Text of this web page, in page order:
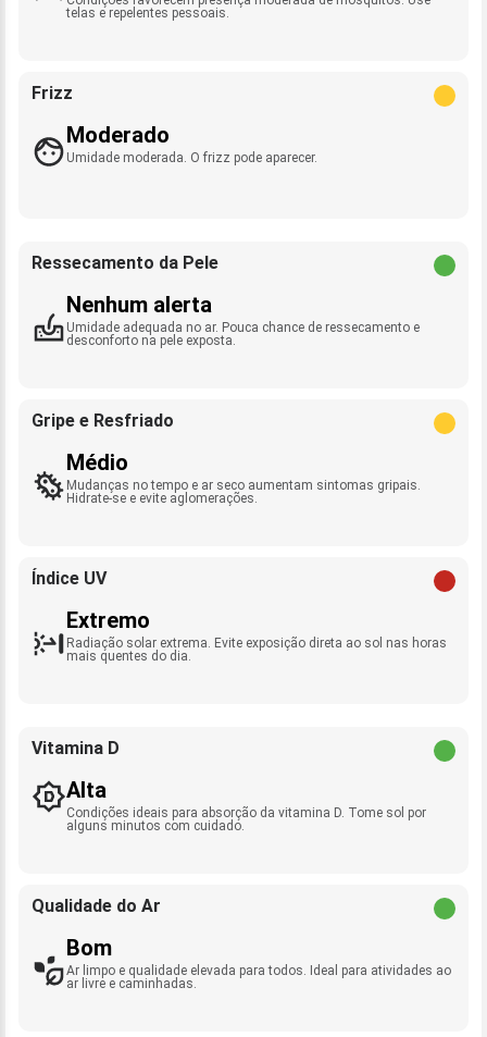
telas e repelentes pessoais.
Frizz
Moderado
Umidade moderada. O frizz pode aparecer.
Ressecamento da Pele
Nenhum alerta
Umidade adequada no ar. Pouca chance de ressecamento e
desconforto na pele exposta.
Gripe e Resfriado
Médio
Mudanças no tempo e ar seco aumentam sintomas gripais.
Hidrate-se e evite aglomerações.
Índice UV
Extremo
Radiação solar extrema. Evite exposição direta ao sol nas horas
mais quentes do dia.
Vitamina D
Alta
Condições ideais para absorção da vitamina D. Tome sol por
alguns minutos com cuidado.
Qualidade do Ar
Bom
Ar limpo e qualidade elevada para todos. Ideal para atividades ao
ar livre e caminhadas.